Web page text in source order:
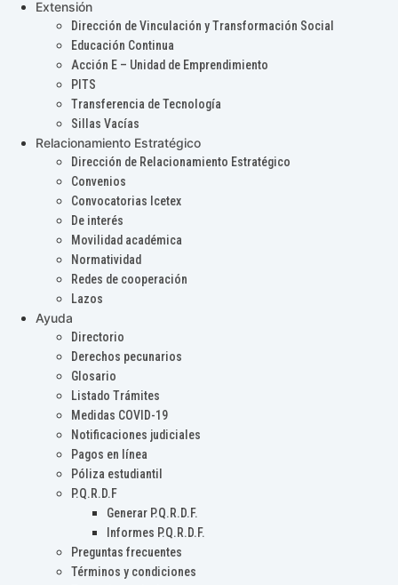
Extensión
Dirección de Vinculación y Transformación Social
Educación Continua
Acción E – Unidad de Emprendimiento
PITS
Transferencia de Tecnología
Sillas Vacías
Relacionamiento Estratégico
Dirección de Relacionamiento Estratégico
Convenios
Convocatorias Icetex
De interés
Movilidad académica
Normatividad
Redes de cooperación
Lazos
Ayuda
Directorio
Derechos pecunarios
Glosario
Listado Trámites
Medidas COVID-19
Notificaciones judiciales
Pagos en línea
Póliza estudiantil
P.Q.R.D.F
Generar P.Q.R.D.F.
Informes P.Q.R.D.F.
Preguntas frecuentes
Términos y condiciones